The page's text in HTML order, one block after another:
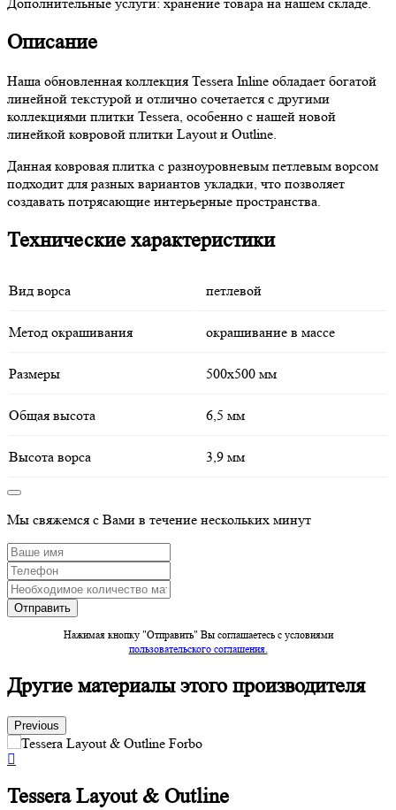
Описание
Наша обновленная коллекция Tessera Inline обладает богатой
линейной текстурой и отлично сочетается с другими
коллекциями плитки Tessera, особенно с нашей новой
линейкой ковровой плитки Layout и Outline.
Данная ковровая плитка с разноуровневым петлевым ворсом
подходит для разных вариантов укладки, что позволяет
создавать потрясающие интерьерные пространства.
Технические характеристики
Вид ворса петлевой
Метод окрашивания окрашивание в массе
Размеры 500x500 мм
Общая высота 6,5 мм
Высота ворса 3,9 мм
Мы свяжемся с Вами в течение нескольких минут
Нажимая кнопку "Отправить" Вы соглашаетесь c условиями
пользовательского соглашения.
Другие материалы этого производителя
Previous
Tessera Layout & Outline